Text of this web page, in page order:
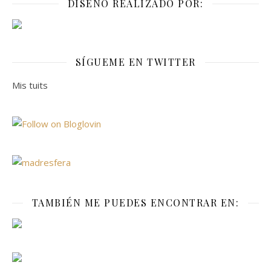
DISEÑO REALIZADO POR:
SÍGUEME EN TWITTER
Mis tuits
TAMBIÉN ME PUEDES ENCONTRAR EN: